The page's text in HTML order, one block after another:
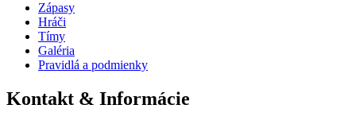
Zápasy
Hráči
Tímy
Galéria
Pravidlá a podmienky
Kontakt & Informácie